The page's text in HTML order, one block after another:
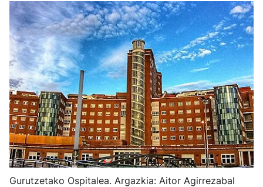
Gurutzetako Ospitalea. Argazkia: Aitor Agirrezabal